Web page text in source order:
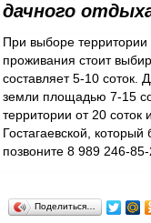
дачного
При выборе территории
проживания стоит
составляет 5-10 соток.
земли площадью 7-15
территории от 20 соток
Гостагаевской,
позвоните 8 989 246-
Поделиться…